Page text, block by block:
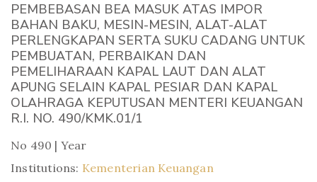
PEMBEBASAN BEA MASUK ATAS IMPOR
BAHAN BAKU, MESIN-MESIN, ALAT-ALAT
PERLENGKAPAN SERTA SUKU CADANG UNTUK
PEMBUATAN, PERBAIKAN DAN
PEMELIHARAAN KAPAL LAUT DAN ALAT
APUNG SELAIN KAPAL PESIAR DAN KAPAL
OLAHRAGA KEPUTUSAN MENTERI KEUANGAN
R.I. NO. 490/KMK.01/1
No 490 | Year
Institutions: Kementerian Keuangan